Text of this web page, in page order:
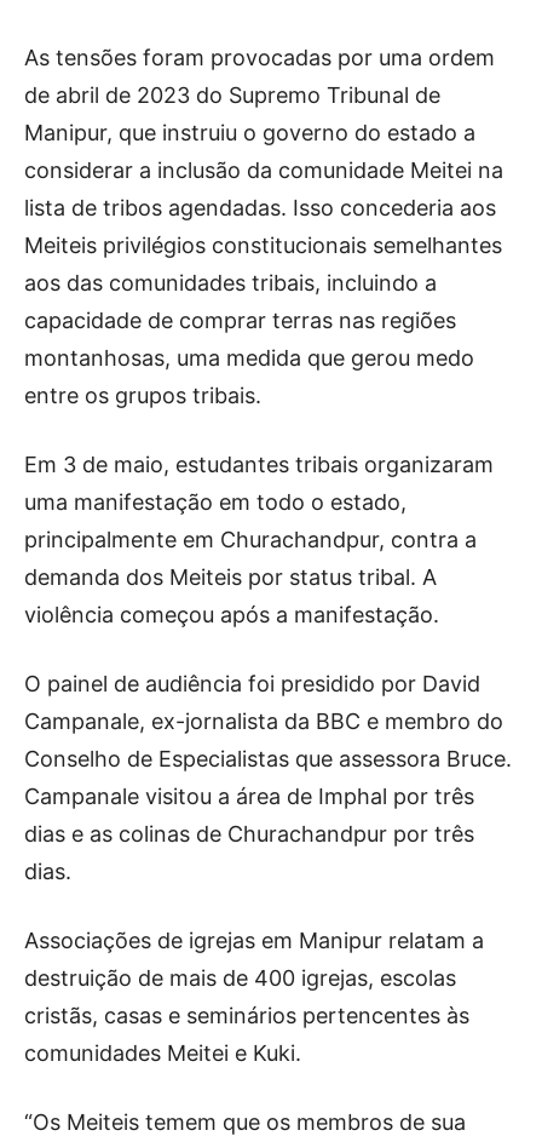
As tensões foram provocadas por uma ordem
de abril de 2023 do Supremo Tribunal de
Manipur, que instruiu o governo do estado a
considerar a inclusão da comunidade Meitei na
lista de tribos agendadas. Isso concederia aos
Meiteis privilégios constitucionais semelhantes
aos das comunidades tribais, incluindo a
capacidade de comprar terras nas regiões
montanhosas, uma medida que gerou medo
entre os grupos tribais.
Em 3 de maio, estudantes tribais organizaram
uma manifestação em todo o estado,
principalmente em Churachandpur, contra a
demanda dos Meiteis por status tribal. A
violência começou após a manifestação.
O painel de audiência foi presidido por David
Campanale, ex-jornalista da BBC e membro do
Conselho de Especialistas que assessora Bruce.
Campanale visitou a área de Imphal por três
dias e as colinas de Churachandpur por três
dias.
Associações de igrejas em Manipur relatam a
destruição de mais de 400 igrejas, escolas
cristãs, casas e seminários pertencentes às
comunidades Meitei e Kuki.
“Os Meiteis temem que os membros de sua